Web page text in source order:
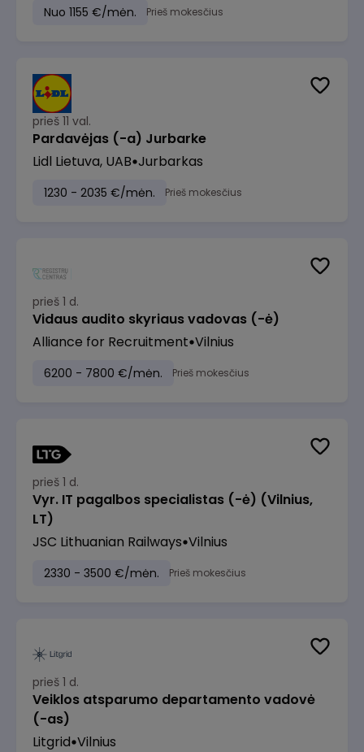
Nuo 1155 €/mėn. Prieš mokesčius
prieš 11 val.
Pardavėjas (-a) Jurbarke
Lidl Lietuva, UAB Jurbarkas
1230 - 2035 €/mėn. Prieš mokesčius
prieš 1 d.
Vidaus audito skyriaus vadovas (-ė)
Alliance for Recruitment Vilnius
6200 - 7800 €/mėn. Prieš mokesčius
prieš 1 d.
Vyr. IT pagalbos specialistas (-ė) (Vilnius,
LT)
JSC Lithuanian Railways Vilnius
2330 - 3500 €/mėn. Prieš mokesčius
prieš 1 d.
Veiklos atsparumo departamento vadovė
(-as)
Litgrid Vilnius